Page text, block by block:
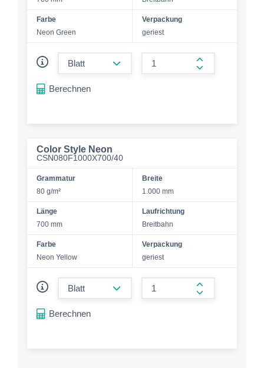
Farbe
Neon Green
Verpackung
geriest
form.increase-
Berechnen
Color Style Neon
CSN080F1000X700/40
Grammatur
80 g/m²
Breite
1.000 mm
Länge
700 mm
Laufrichtung
Breitbahn
Farbe
Neon Yellow
Verpackung
geriest
form.increase-
Berechnen